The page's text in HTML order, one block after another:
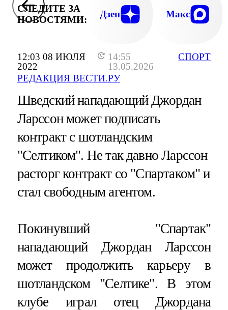
12:03 08 ИЮЛЯ
2022
14:55
13.05.2026
РЕДАКЦИЯ ВЕСТИ.РУ
СПОРТ
СЛЕДИТЕ ЗА
НОВОСТЯМИ:
Дзен Макс
Шведский нападающий Джордан
Ларссон может подписать
контракт с шотландским
"Селтиком". Не так давно Ларссон
расторг контракт со "Спартаком" и
стал свободным агентом.
Покинувший "Спартак"
нападающий Джордан Ларссон
может продолжить карьеру в
шотландском "Селтике". В этом
клубе играл отец Джордана